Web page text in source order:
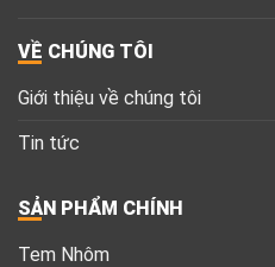
VỀ CHÚNG TÔI
Giới thiệu về chúng tôi
Tin tức
SẢN PHẨM CHÍNH
Tem Nhôm